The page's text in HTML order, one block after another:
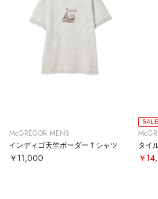
McGREGOR MENS
インディゴ天竺ボーダーＴシャツ
￥11,000
SALE
タイ
￥